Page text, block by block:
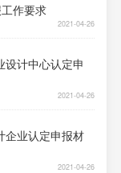
作要求
2021-04-26
设计中心认定申
2021-04-26
企业认定申报材
2021-04-26